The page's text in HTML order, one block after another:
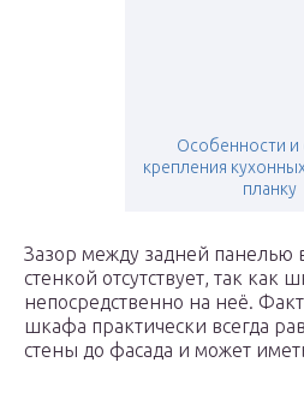
Особенности и
крепления
планку
Зазор между задней панелью
стенкой отсутствует, так
непосредственно на неё.
шкафа практически всегда
стены до фасада и может